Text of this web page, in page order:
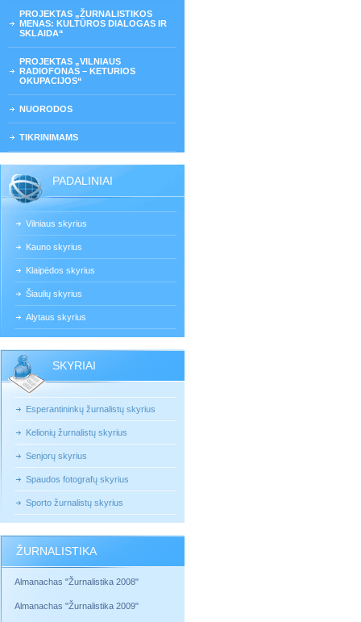
PROJEKTAS „ŽURNALISTIKOS
MENAS: KULTŪROS DIALOGAS IR
SKLAIDA“
PROJEKTAS „VILNIAUS
RADIOFONAS – KETURIOS
OKUPACIJOS“
NUORODOS
TIKRINIMAMS
PADALINIAI
Vilniaus skyrius
Kauno skyrius
Klaipėdos skyrius
Šiaulių skyrius
Alytaus skyrius
SKYRIAI
Esperantininkų žurnalistų skyrius
Kelionių žurnalistų skyrius
Senjorų skyrius
Spaudos fotografų skyrius
Sporto žurnalistų skyrius
ŽURNALISTIKA
Almanachas "Žurnalistika 2008"
Almanachas "Žurnalistika 2009"